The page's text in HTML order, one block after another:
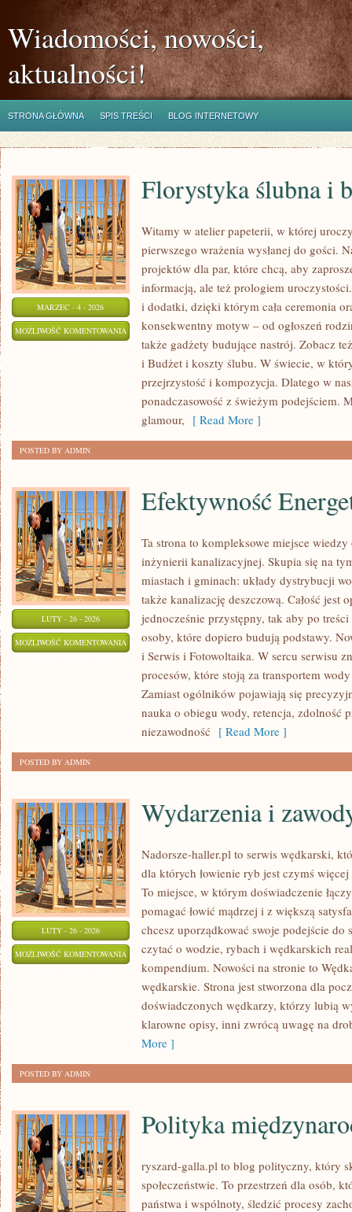
Wiadomości, nowości,
aktualności!
STRONA GŁÓWNA SPIS TREŚCI BLOG INTERNETOWY
MARZEC - 4 - 2026
MOŻLIWOŚĆ KOMENTOWANIA FLORYSTYKA
ŚLUBNA
BUKIETY
Florystyka ślubna i
Witamy w atelier papeterii, w której
pierwszego wrażenia wysłanej do gości.
projektów dla par, które chcą, aby
informacją, ale też prologiem
i dodatki, dzięki którym cała ceremonia
konsekwentny motyw – od ogłoszeń
także gadżety budujące nastrój. Zobacz
i Budżet i koszty ślubu. W świecie, w
przejrzystość i kompozycja. Dlatego w
ponadczasowość z świeżym podejściem.
glamour, [ Read More ]
POSTED BY ADMIN
LUTY - 26 - 2026
MOŻLIWOŚĆ KOMENTOWANIA EFEKTYWNOŚĆ
ENERGETYCZNA
Efektywność
Ta strona to kompleksowe miejsce
inżynierii kanalizacyjnej. Skupia się na
miastach i gminach: układy dystrybucji
także kanalizację deszczową. Całość jest
jednocześnie przystępny, tak aby po
osoby, które dopiero budują podstawy.
i Serwis i Fotowoltaika. W sercu serwisu
procesów, które stoją za transportem
Zamiast ogólników pojawiają się
nauka o obiegu wody, retencja, zdolność
niezawodność [ Read More ]
POSTED BY ADMIN
LUTY - 26 - 2026
MOŻLIWOŚĆ KOMENTOWANIA WYDARZENIA
ZAWODY
WĘDKARSKIE
Wydarzenia i
Nadorsze-haller.pl to serwis wędkarski,
dla których łowienie ryb jest czymś
To miejsce, w którym doświadczenie
pomagać łowić mądrzej i z większą
chcesz uporządkować swoje podejście
czytać o wodzie, rybach i wędkarskich
kompendium. Nowości na stronie to
wędkarskie. Strona jest stworzona dla
doświadczonych wędkarzy, którzy lubią
klarowne opisy, inni zwrócą uwagę na
More ]
POSTED BY ADMIN
Polityka
ryszard-galla.pl to blog polityczny, który
społeczeństwie. To przestrzeń dla osób,
państwa i wspólnoty, śledzić procesy